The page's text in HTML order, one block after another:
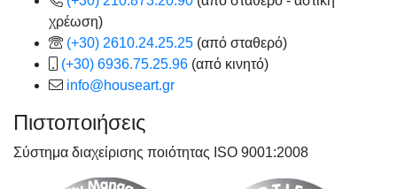
χρέωση)
(+30) 2610.24.25.25 (από σταθερό)
(+30) 6936.75.25.96 (από κινητό)
info@houseart.gr
Πιστοποιήσεις
Σύστημα διαχείρισης ποιότητας ISO 9001:2008